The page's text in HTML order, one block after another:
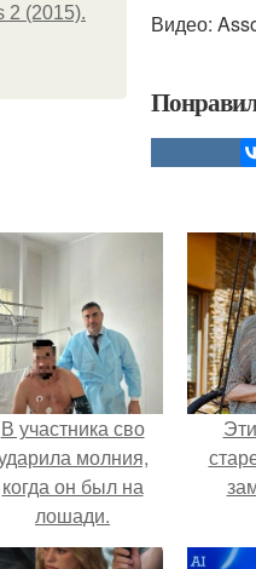
2 (2015).
Видео:
В участника сво
молния,
когда он был на
лошади.